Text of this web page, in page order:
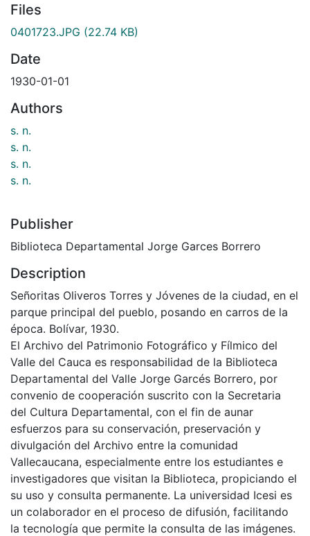
Files
0401723.JPG (22.74 KB)
Date
1930-01-01
Authors
s. n.
s. n.
s. n.
s. n.
Publisher
Biblioteca Departamental Jorge Garces Borrero
Description
Señoritas Oliveros Torres y Jóvenes de la ciudad, en el
parque principal del pueblo, posando en carros de la
época. Bolívar, 1930.
El Archivo del Patrimonio Fotográfico y Fílmico del
Valle del Cauca es responsabilidad de la Biblioteca
Departamental del Valle Jorge Garcés Borrero, por
convenio de cooperación suscrito con la Secretaria
del Cultura Departamental, con el fin de aunar
esfuerzos para su conservación, preservación y
divulgación del Archivo entre la comunidad
Vallecaucana, especialmente entre los estudiantes e
investigadores que visitan la Biblioteca, propiciando el
su uso y consulta permanente. La universidad Icesi es
un colaborador en el proceso de difusión, facilitando
la tecnología que permite la consulta de las imágenes.